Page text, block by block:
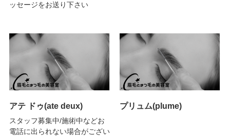
ッセージをお送り下さい
アテ ドゥ(ate deux)
スタッフ募集中/施術中などお
電話に出られない場合がござい
プリュム(plume)